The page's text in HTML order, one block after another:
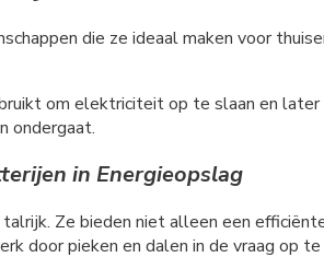
die ze ideaal maken voor
om elektriciteit op te slaan en later
ondergaat.
in Energieopslag
Ze bieden niet alleen een
door pieken en dalen in de vraag op te